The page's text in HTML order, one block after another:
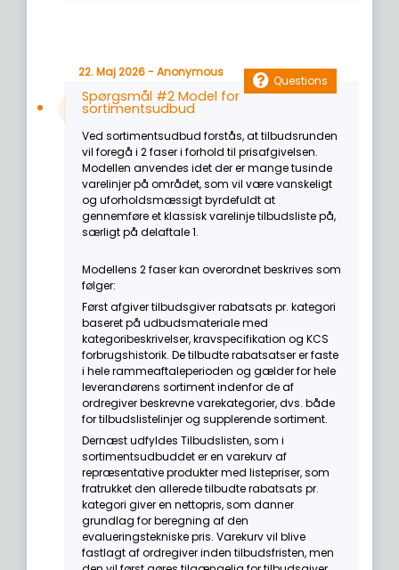
22. Maj 2026 - Anonymous
Questions
Spørgsmål #2 Model for
sortimentsudbud
Ved sortimentsudbud forstås, at tilbudsrunden
vil foregå i 2 faser i forhold til prisafgivelsen.
Modellen anvendes idet der er mange tusinde
varelinjer på området, som vil være vanskeligt
og uforholdsmæssigt byrdefuldt at
gennemføre et klassisk varelinje tilbudsliste på,
særligt på delaftale 1.
Modellens 2 faser kan overordnet beskrives som
følger:
Først afgiver tilbudsgiver rabatsats pr. kategori
baseret på udbudsmateriale med
kategoribeskrivelser, kravspecifikation og KCS
forbrugshistorik. De tilbudte rabatsatser er faste
i hele rammeaftaleperioden og gælder for hele
leverandørens sortiment indenfor de af
ordregiver beskrevne varekategorier, dvs. både
for tilbudslistelinjer og supplerende sortiment.
Dernæst udfyldes Tilbudslisten, som i
sortimentsudbuddet er en varekurv af
repræsentative produkter med listepriser, som
fratrukket den allerede tilbudte rabatsats pr.
kategori giver en nettopris, som danner
grundlag for beregning af den
evalueringstekniske pris. Varekurv vil blive
fastlagt af ordregiver inden tilbudsfristen, men